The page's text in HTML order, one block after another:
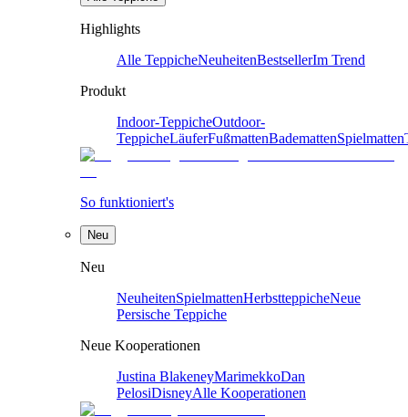
Highlights
Alle TeppicheNeuheitenBestsellerIm Trend
Produkt
Indoor-TeppicheOutdoor-
TeppicheLäuferFußmattenBademattenSpielmatten
So funktioniert's
Neu
Neu
NeuheitenSpielmattenHerbstteppicheNeue
Persische Teppiche
Neue Kooperationen
Justina BlakeneyMarimekkoDan
PelosiDisneyAlle Kooperationen